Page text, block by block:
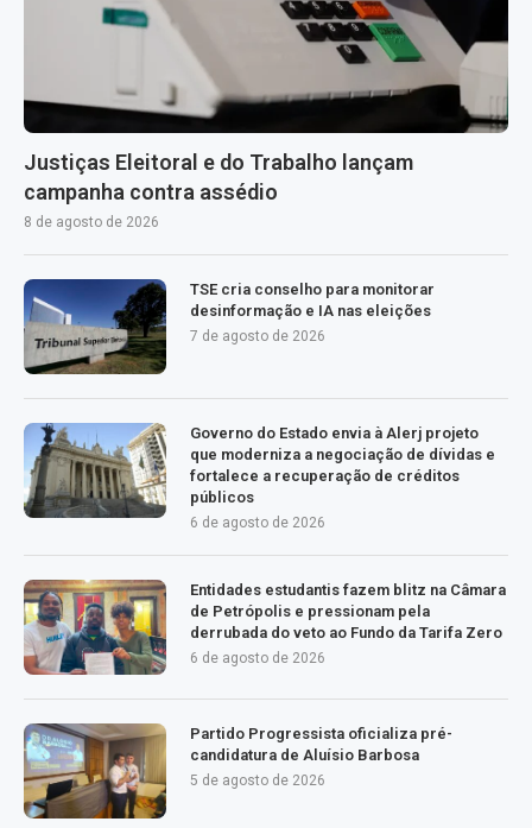
Justiças Eleitoral e do Trabalho lançam
campanha contra assédio
8 de agosto de 2026
TSE cria conselho para monitorar
desinformação e IA nas eleições
7 de agosto de 2026
Governo do Estado envia à Alerj projeto
que moderniza a negociação de dívidas e
fortalece a recuperação de créditos
públicos
6 de agosto de 2026
Entidades estudantis fazem blitz na Câmara
de Petrópolis e pressionam pela
derrubada do veto ao Fundo da Tarifa Zero
6 de agosto de 2026
Partido Progressista oficializa pré-
candidatura de Aluísio Barbosa
5 de agosto de 2026